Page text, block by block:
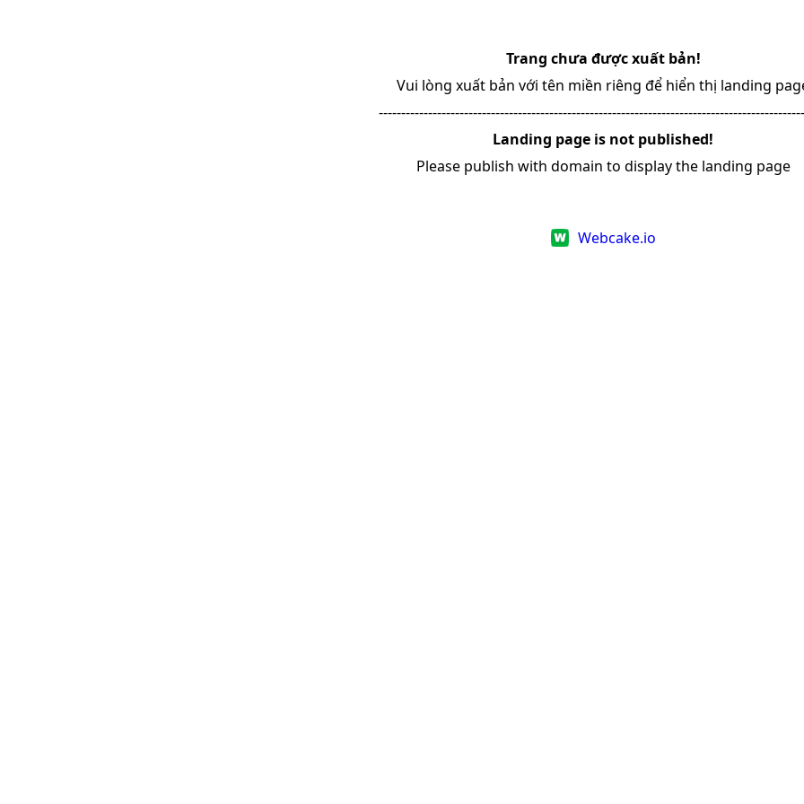
Trang chưa được xuất bản!
Vui lòng xuất bản với tên miền riêng để hiển thị landing
Landing page is not published!
Please publish with domain to display the landing page
Webcake.io